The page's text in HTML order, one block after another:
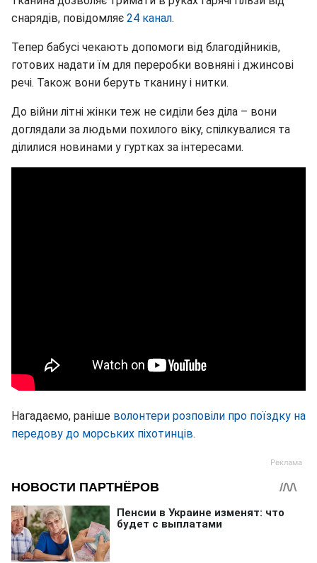
снарядів, повідомляє 24 канал.
Тепер бабусі чекають допомоги від благодійників,
готових надати їм для переробки вовняні і джинсові
речі. Також вони беруть тканину і нитки.
До війни літні жінки теж не сиділи без діла – вони
доглядали за людьми похилого віку, спілкувалися та
ділилися новинами у гуртках за інтересами.
Нагадаємо, раніше волонтери розповіли про поїздку на
передову до морських піхотинців.